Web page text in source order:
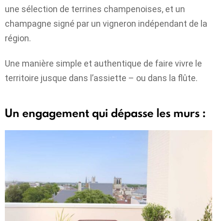
une sélection de terrines champenoises, et un
champagne signé par un vigneron indépendant de la
région.
Une manière simple et authentique de faire vivre le
territoire jusque dans l’assiette – ou dans la flûte.
Un engagement qui dépasse les murs :